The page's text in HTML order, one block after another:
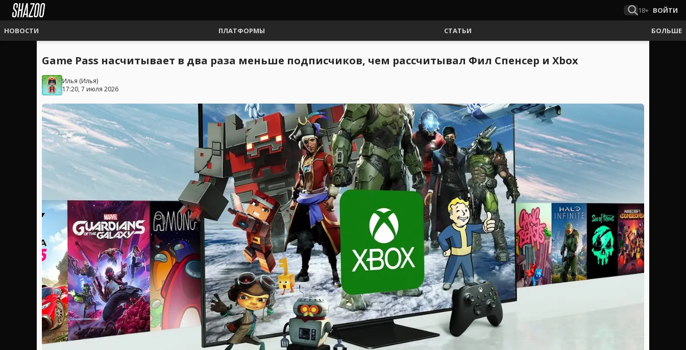
18+ ВОЙТИ
НОВОСТИ ПЛАТФОРМЫ СТАТЬИ БОЛЬШЕ
Game Pass насчитывает в два раза меньше подписчиков, чем рассчитывал Фил Спенсер и Xbox
Илья (Илья)
17:20, 7 июля 2026